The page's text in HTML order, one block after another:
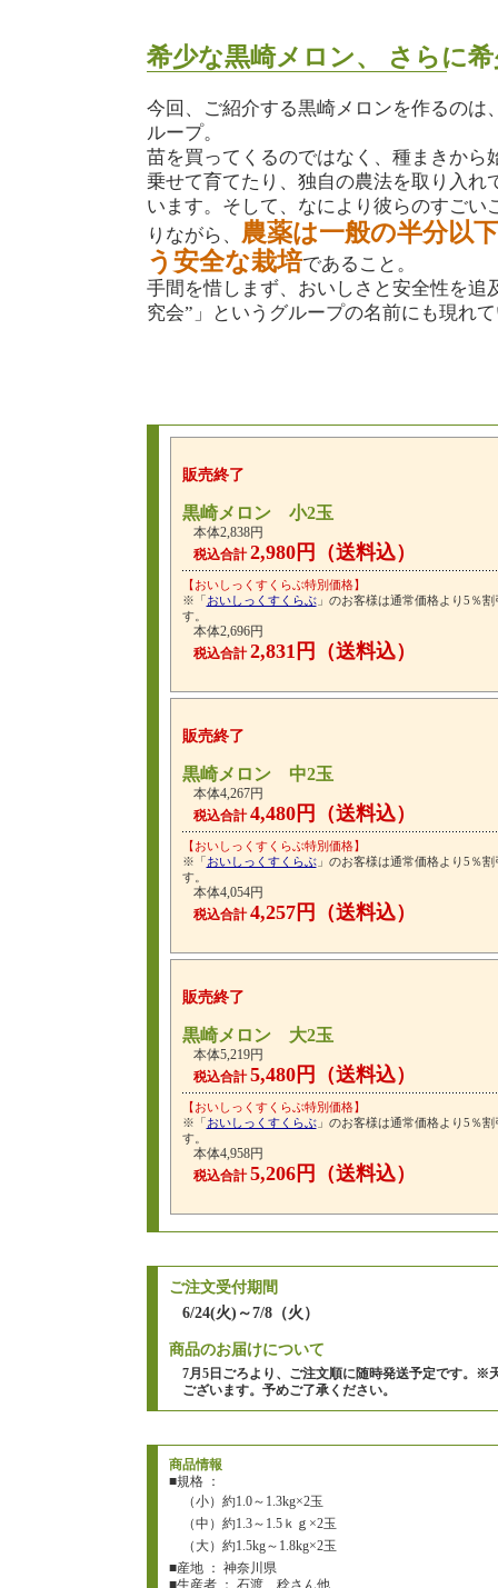
希少な黒崎メロン、 さらに
今回、ご紹介する黒崎メロンを作るのは
ループ。
苗を買ってくるのではなく、種まきから
乗せて育てたり、独自の農法を取り入れ
います。そして、なにより彼らのすごい
りながら、
農薬は一般の半分以
う安全な栽培であること。
手間を惜しまず、おいしさと安全性を追
究会”」というグループの名前にも現れ
販売終了
黒崎メロン 小2玉
本体2,838円
税込合計2,980円（送料込）
【おいしっくすくらぶ特別価格】
※「おいしっくすくらぶ」のお客様は通常価格より5％割
す。
本体2,696円
税込合計2,831円（送料込）
販売終了
黒崎メロン 中2玉
本体4,267円
税込合計4,480円（送料込）
【おいしっくすくらぶ特別価格】
※「おいしっくすくらぶ」のお客様は通常価格より5％割
す。
本体4,054円
税込合計4,257円（送料込）
販売終了
黒崎メロン 大2玉
本体5,219円
税込合計5,480円（送料込）
【おいしっくすくらぶ特別価格】
※「おいしっくすくらぶ」のお客様は通常価格より5％割
す。
本体4,958円
税込合計5,206円（送料込）
ご注文受付期間
6/24(火)～7/8（火）
商品のお届けについて
7月5日ごろより、ご注文順に随時発送予定です。※
ございます。予めご了承ください。
商品情報
■規格 ：
（小）約1.0～1.3kg×2玉
（中）約1.3～1.5ｋｇ×2玉
（大）約1.5kg～1.8kg×2玉
■産地 ： 神奈川県
■生産者 ： 石渡 稔さん他